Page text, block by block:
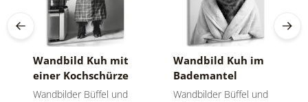
Wandbild Kuh mit
einer Kochschürze
Wandbilder Büffel und
Wandbild Kuh im
Bademantel
Wandbilder Büffel und